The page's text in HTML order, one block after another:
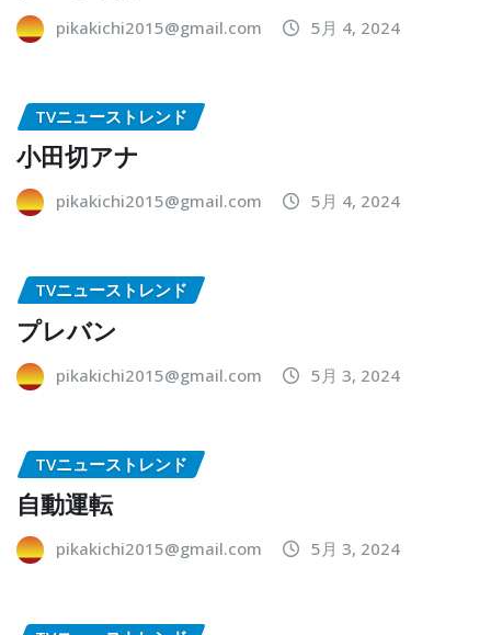
pikakichi2015@gmail.com 5月 4, 2024
TVニューストレンド
小田切アナ
pikakichi2015@gmail.com 5月 4, 2024
TVニューストレンド
プレバン
pikakichi2015@gmail.com 5月 3, 2024
TVニューストレンド
自動運転
pikakichi2015@gmail.com 5月 3, 2024